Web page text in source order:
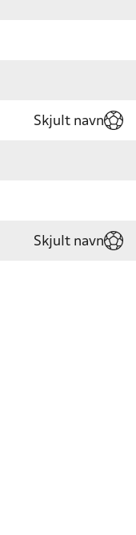
Skjult navn
Skjult navn